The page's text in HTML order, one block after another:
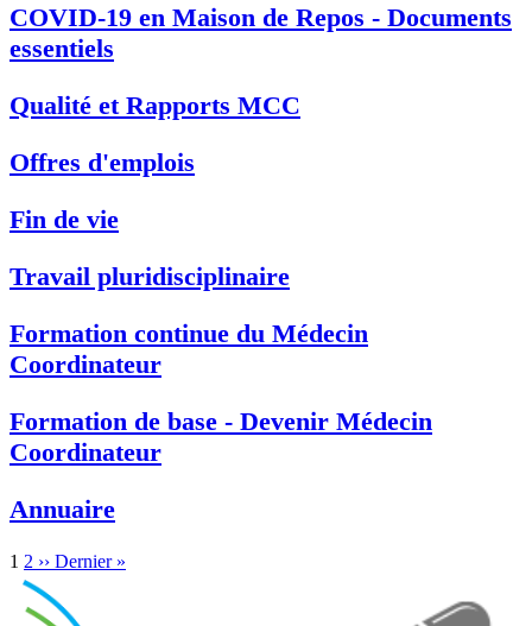
COVID-19 en Maison de Repos - Documents
essentiels
Qualité et Rapports MCC
Offres d'emplois
Fin de vie
Travail pluridisciplinaire
Formation continue du Médecin
Coordinateur
Formation de base - Devenir Médecin
Coordinateur
Annuaire
1 2 ›› Dernier »